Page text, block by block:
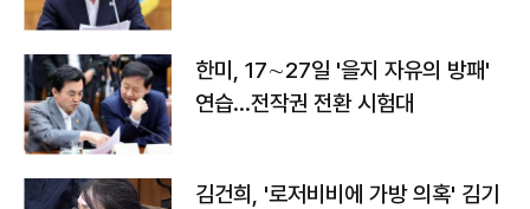
한미, 17∼27일 '을지 자유의 방패'
연습…전작권 전환 시험대
김건희, '로저비비에 가방 의혹' 김기